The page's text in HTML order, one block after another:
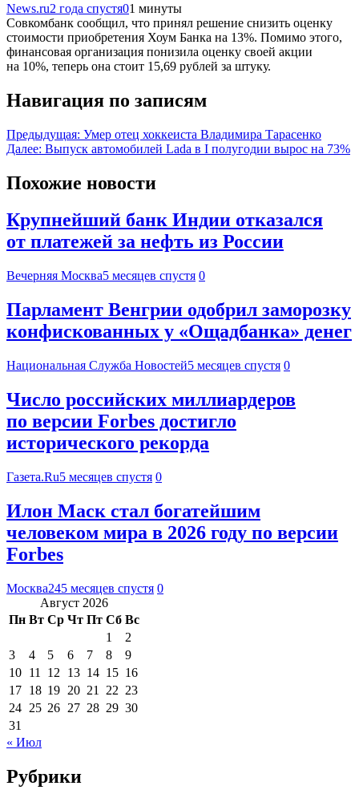
News.ru2 года спустя01 минуты
Совкомбанк сообщил, что принял решение снизить оценку
стоимости приобретения Хоум Банка на 13%. Помимо этого,
финансовая организация понизила оценку своей акции
на 10%, теперь она стоит 15,69 рублей за штуку.
Навигация по записям
Предыдущая: Умер отец хоккеиста Владимира Тарасенко
Далее: Выпуск автомобилей Lada в I полугодии вырос на 73%
Похожие новости
Крупнейший банк Индии отказался
от платежей за нефть из России
Вечерняя Москва5 месяцев спустя 0
Парламент Венгрии одобрил заморозку
конфискованных у «Ощадбанка» денег
Национальная Служба Новостей5 месяцев спустя 0
Число российских миллиардеров
по версии Forbes достигло
исторического рекорда
Газета.Ru5 месяцев спустя 0
Илон Маск стал богатейшим
человеком мира в 2026 году по версии
Forbes
Москва245 месяцев спустя 0
Август 2026
Пн Вт Ср Чт Пт Сб Вс
1
2
3
4 5 6 7 8
9
10 11 12 13 14 15 16
17 18 19 20 21 22 23
24 25 26 27 28 29 30
31
« Июл
Рубрики